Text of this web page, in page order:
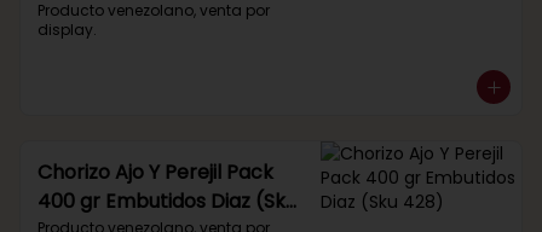
427)
Producto venezolano, venta por
display.
Chorizo Ajo Y Perejil Pack
400 gr Embutidos Diaz (Sku
Producto venezolano, venta por